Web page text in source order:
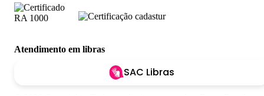
Atendimento em libras
SAC Libras